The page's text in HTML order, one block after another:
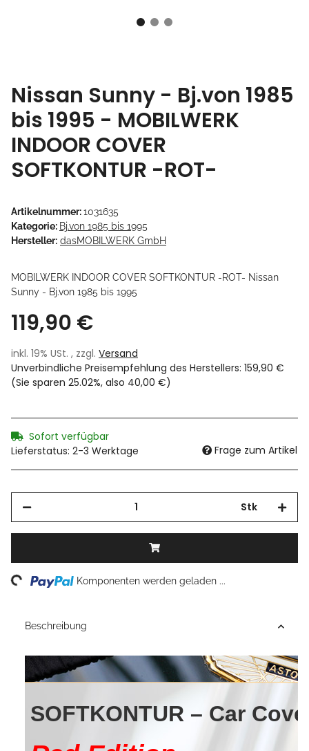
Nissan Sunny - Bj.von 1985
bis 1995 - MOBILWERK
INDOOR COVER
SOFTKONTUR -ROT-
Artikelnummer:1031635
Kategorie: Bj.von 1985 bis 1995
Hersteller: dasMOBILWERK GmbH
MOBILWERK INDOOR COVER SOFTKONTUR -ROT- Nissan
Sunny - Bj.von 1985 bis 1995
119,90 €
inkl. 19% USt. , zzgl. Versand
Unverbindliche Preisempfehlung des Herstellers: 159,90 €
(Sie sparen 25.02%, also 40,00 €)
Sofort verfügbar
Lieferstatus: 2-3 Werktage
Frage zum Artikel
Stk
Loading... Komponenten werden geladen ...
Beschreibung